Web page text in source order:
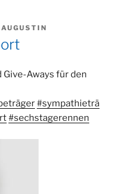
Aways für den
#sympathieträ
#sechstagerennen